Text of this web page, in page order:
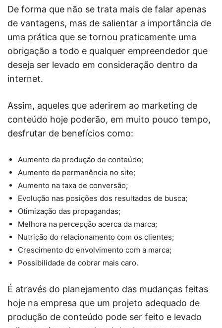
De forma que não se trata mais de falar apenas
de vantagens, mas de salientar a importância de
uma prática que se tornou praticamente uma
obrigação a todo e qualquer empreendedor que
deseja ser levado em consideração dentro da
internet.
Assim, aqueles que aderirem ao marketing de
conteúdo hoje poderão, em muito pouco tempo,
desfrutar de benefícios como:
Aumento da produção de conteúdo;
Aumento da permanência no site;
Aumento na taxa de conversão;
Evolução nas posições dos resultados de busca;
Otimização das propagandas;
Melhora na percepção acerca da marca;
Nutrição do relacionamento com os clientes;
Crescimento do envolvimento com a marca;
Possibilidade de cobrar mais caro.
É através do planejamento das mudanças feitas
hoje na empresa que um projeto adequado de
produção de conteúdo pode ser feito e levado